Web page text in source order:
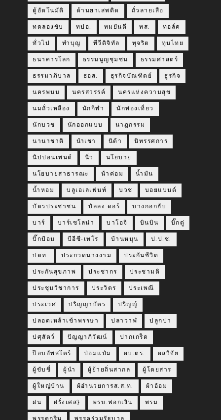
ตู้อัตโนมัติ ต้านยาเสพติด ถั่วลายเสือ
ทดลองขับ ทปอ. ทมยันตี ทส. ทอล์ค
ทั่วไป ทำบุญ ทีวีดิจิทัล ทุจริต ทุนไทย
ธนาคารโลก ธรรมนูญชุมชน ธรรมศาสตร์
ธรรมาภิบาล ธอส. ธุรกิจบัณฑิตย์ ธูรกิจ
นครพนม นครสวรรค์ นครแห่งความสุข
นมถั่วเหลือง นักกีฬา นักท่องเที่ยว
นักบวช นักออกแบบ นาฏกรรม
นานาชาติ นำเชา นิด้า นิทรรศการ
นิปปอนเพนต์ นิ่ว นโยบาย
นโยบายสาธารณะ น้าค่อม น้ำมัน
น้ำหอม บลูเอเลเฟ่นท์ บวช บอยแบนด์
บัตรประชาชน บัลลง ดอร์ บางกอกฮับ
บาร์ บาร์เซโลน่า บาโอจิ บินบิน บิ๊กตู่
บิ๊กป้อม บีอีซี-เทโร บ้านหมุน ป.ป.ช.
ปตท. ประกวดนางงาม ประกันชีวิต
ประกันสุขภาพ ประชากร ประชามติ
ประชุมวิชาการ ประวิตร ประเพณี
ประเวศ ปริญญาบัตร ปริญญ์
ปลอดเหล้าเข้าพรรษา ปลาวาฬ ปลูกป่า
ปศุสัตว์ ปัญญาภิวัฒน์ ปากเกร็ด
ป๊อบอัพสโตร์ ป๋อมแป๋ม ผบ.ตร. ผลวิจัย
ผู้ขับขี่ ผู้นำ ผู้ย้ายถิ่นสากล ผู้โดยสาร
ผู้ใหญ่บ้าน ผ้อำนวยการส.ส.ท. ผ้าอ้อม
ฝน ฝรั่งเศส} พรบ.ฟอกเงิน พรม